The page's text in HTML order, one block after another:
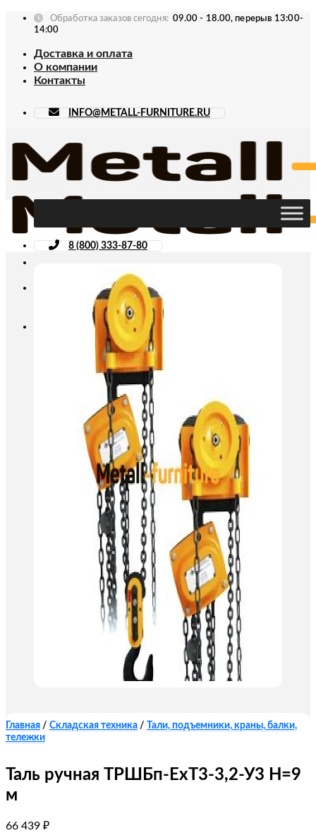
Skip
Обработка заказов сегодня: 09.00 - 18.00, перерыв 13:00-
14:00
Доставка и оплата
О компании
Контакты
INFO@METALL-FURNITURE.RU
8 (800) 333-87-80
Главная / Складская техника /
Тали, подъемники, краны, балки,
тележки
Таль ручная ТРШБп-ЕхТ3-3,2-У3 Н=9
м
66 439 ₽